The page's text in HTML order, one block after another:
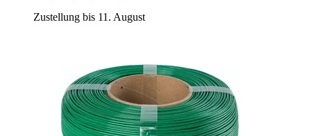
Zustellung bis 11. August